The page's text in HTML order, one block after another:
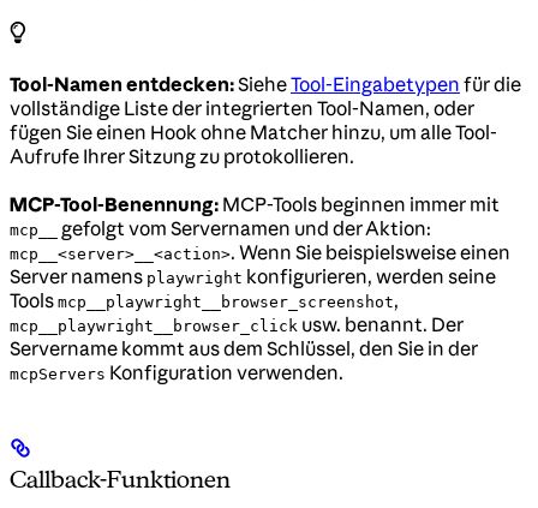
Tool-Namen entdecken:SieheTool-Eingabetypen für die
vollständige Liste der integrierten Tool-Namen, oder
fügen Sie einen Hook ohne Matcher hinzu, um alle Tool-
Aufrufe Ihrer Sitzung zu protokollieren.
MCP-Tool-Benennung: MCP-Tools beginnen immer mit
mcp__ gefolgt vom Servernamen und der Aktion:
mcp__<server>__<action>. Wenn Sie beispielsweise einen
Server namens playwright konfigurieren, werden seine
Tools mcp__playwright__browser_screenshot,
mcp__playwright__browser_click usw. benannt. Der
Servername kommt aus dem Schlüssel, den Sie in der
mcpServers Konfiguration verwenden.
Callback-Funktionen